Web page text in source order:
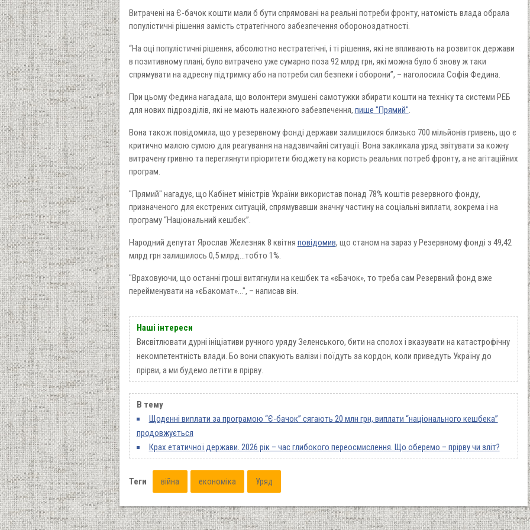
Витрачені на Є-бачок кошти мали б бути спрямовані на реальні потреби фронту, натомість влада обрала
популістичні рішення замість стратегічного забезпечення обороноздатності.
“На оці популістичні рішення, абсолютно нестратегічні, і ті рішення, які не впливають на розвиток держави
в позитивному плані, було витрачено уже сумарно поза 92 млрд грн, які можна було б знову ж таки
спрямувати на адресну підтримку або на потреби сил безпеки і оборони”, – наголосила Софія Федина.
При цьому Федина нагадала, що волонтери змушені самотужки збирати кошти на техніку та системи РЕБ
для нових підрозділів, які не мають належного забезпечення, пише "Прямий".
Вона також повідомила, що у резервному фонді держави залишилося близько 700 мільйонів гривень, що є
критично малою сумою для реагування на надзвичайні ситуації. Вона закликала уряд звітувати за кожну
витрачену гривню та переглянути пріоритети бюджету на користь реальних потреб фронту, а не агітаційних
програм.
"Прямий" нагадує, що Кабінет міністрів України використав понад 78% коштів резервного фонду,
призначеного для екстрених ситуацій, спрямувавши значну частину на соціальні виплати, зокрема і на
програму “Національний кешбек”.
Народний депутат Ярослав Железняк 8 квітня повідомив, що станом на зараз у Резервному фонді з 49,42
млрд грн залишилось 0,5 млрд…тобто 1%.
"Враховуючи, що останні гроші витягнули на кешбек та «єБачок», то треба сам Резервний фонд вже
перейменувати на «єБакомат»…", – написав він.
Наші інтереси
Висвітлювати дурні ініціативи ручного уряду Зеленського, бити на сполох і вказувати на катастрофічну
некомпетентність влади. Бо вони спакують валізи і поїдуть за кордон, коли приведуть Україну до
прірви, а ми будемо летіти в прірву.
В тему
Щоденні виплати за програмою “Є-бачок” сягають 20 млн грн, виплати “національного кешбека”
продовжується
Крах етатичної держави. 2026 рік – час глибокого переосмислення. Що оберемо – прірву чи зліт?
Теги війна економіка Уряд